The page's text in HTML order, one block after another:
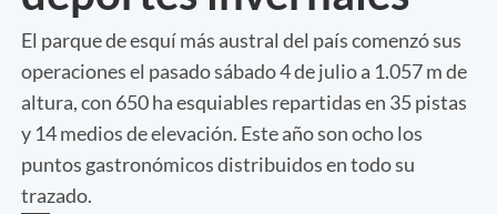
El parque de esquí más austral del país comenzó sus
operaciones el pasado sábado 4 de julio a 1.057 m de
altura, con 650 ha esquiables repartidas en 35 pistas
y 14 medios de elevación. Este año son ocho los
puntos gastronómicos distribuidos en todo su
trazado.